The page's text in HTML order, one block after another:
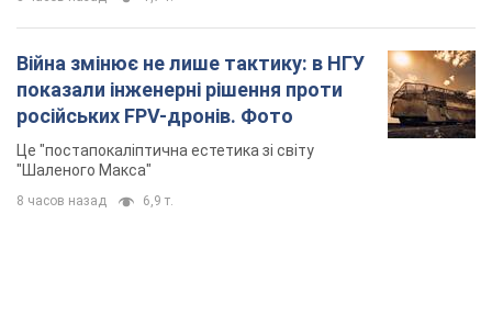
Війна змінює не лише тактику: в НГУ
показали інженерні рішення проти
російських FPV-дронів. Фото
Це "постапокаліптична естетика зі світу
"Шаленого Макса"
8 часов назад 6,9 т.